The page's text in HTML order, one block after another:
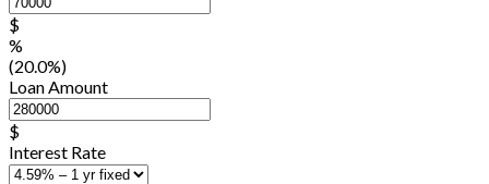
$
%
(20.0%)
Loan Amount
$
Interest Rate